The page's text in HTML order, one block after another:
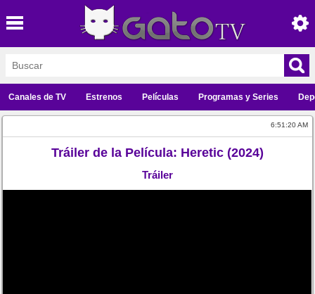
Canales de TV Estrenos Películas Programas y Series
6:51:20 AM
Tráiler de la Película: Heretic (2024)
Tráiler